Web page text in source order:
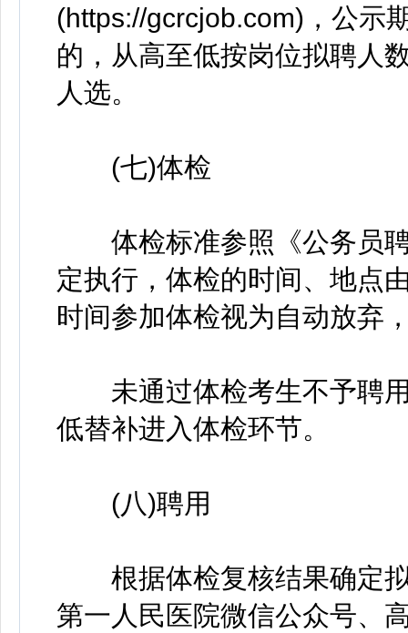
(https://gcrcjob.com)，公示
的，从高至低按岗位拟聘人
人选。
(七)体检
体检标准参照《公务员聘
定执行，体检的时间、地点
时间参加体检视为自动放弃
未通过体检考生不予聘用
低替补进入体检环节。
(八)聘用
根据体检复核结果确定拟
第一人民医院微信公众号、